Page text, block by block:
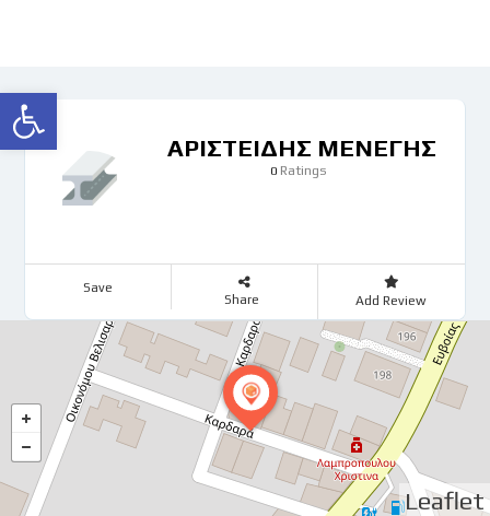
Ανοίξτε τη γραμμή εργαλείων
ΑΡΙΣΤΕΙΔΗΣ ΜΕΝΕΓΗΣ
0Ratings
Save
Share Add Review
Leaflet